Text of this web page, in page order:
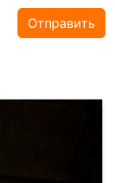
Отправить